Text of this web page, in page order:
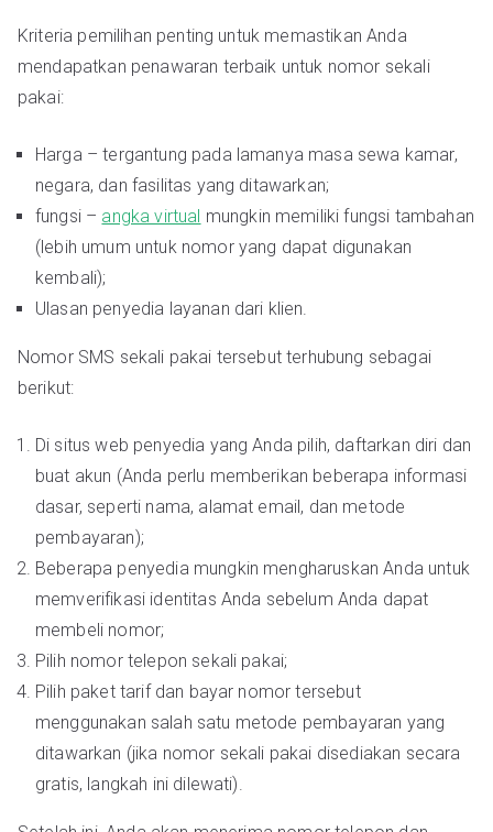
Kriteria pemilihan penting untuk memastikan Anda
mendapatkan penawaran terbaik untuk nomor sekali
pakai:
Harga – tergantung pada lamanya masa sewa kamar,
negara, dan fasilitas yang ditawarkan;
fungsi – angka virtual mungkin memiliki fungsi tambahan
(lebih umum untuk nomor yang dapat digunakan
kembali);
Ulasan penyedia layanan dari klien.
Nomor SMS sekali pakai tersebut terhubung sebagai
berikut:
Di situs web penyedia yang Anda pilih, daftarkan diri dan
buat akun (Anda perlu memberikan beberapa informasi
dasar, seperti nama, alamat email, dan metode
pembayaran);
Beberapa penyedia mungkin mengharuskan Anda untuk
memverifikasi identitas Anda sebelum Anda dapat
membeli nomor;
Pilih nomor telepon sekali pakai;
Pilih paket tarif dan bayar nomor tersebut
menggunakan salah satu metode pembayaran yang
ditawarkan (jika nomor sekali pakai disediakan secara
gratis, langkah ini dilewati).